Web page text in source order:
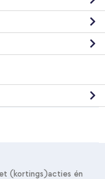
(kortings)acties én